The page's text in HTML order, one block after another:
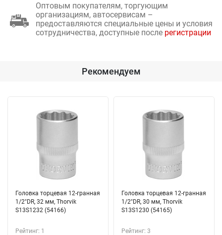
Оптовым покупателям, торгующим
организациям, автосервисам –
предоставляются специальные цены и условия
сотрудничества, доступные после регистрации
Рекомендуем
Головка торцевая 12-гранная
1/2"DR, 32 мм, Thorvik
S13S1232 (54166)
Рейтинг: 1
Головка торцевая 12-гранная
1/2"DR, 30 мм, Thorvik
S13S1230 (54165)
Рейтинг: 3